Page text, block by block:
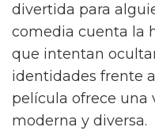
divertida para
comedia cuenta la
que intentan
identidades frente
película ofrece una
moderna y diversa.